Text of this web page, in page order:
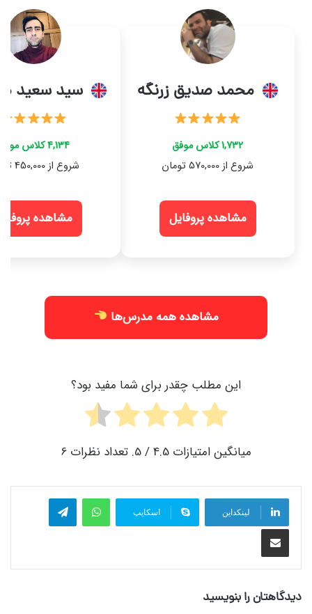
محمد صدیق زرنگه
1,732 کلاس موفق
شروع از 570,000 تومان
مشاهده پروفایل
سید سعید
4,134 کلاس موفق
شروع از 450,000 تومان
مشاهده
مشاهده همه مدرس‌ها
این مطلب چقدر برای شما مفید بود؟
میانگین امتیازات4.5/ 5. تعداد نظرات 6
لینکداین اسکایپ
واتس آپ تلگرام
اشتراک گذاری با ایمیل
دیدگاهتان را بنویسید